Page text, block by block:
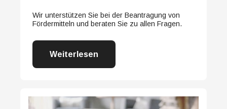
Wir unterstützen Sie bei der Beantragung von
Fördermitteln und beraten Sie zu allen Fragen.
Weiterlesen